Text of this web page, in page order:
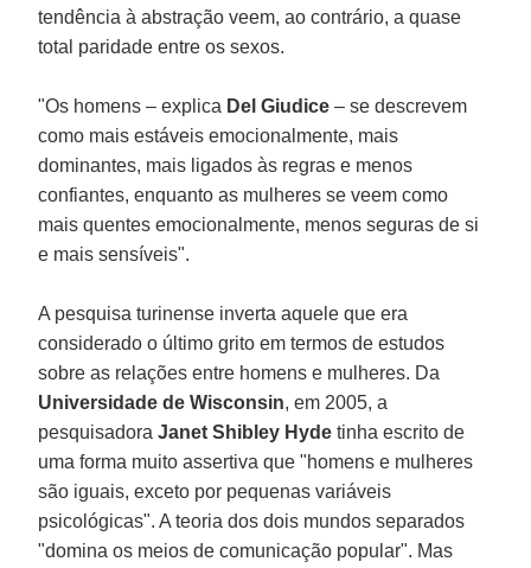
tendência à abstração veem, ao contrário, a quase
total paridade entre os sexos.
"Os homens – explica Del Giudice– se descrevem
como mais estáveis emocionalmente, mais
dominantes, mais ligados às regras e menos
confiantes, enquanto as mulheres se veem como
mais quentes emocionalmente, menos seguras de si
e mais sensíveis".
A pesquisa turinense inverta aquele que era
considerado o último grito em termos de estudos
sobre as relações entre homens e mulheres. Da
Universidade de Wisconsin, em 2005, a
pesquisadoraJanet Shibley Hydetinha escrito de
uma forma muito assertiva que "homens e mulheres
são iguais, exceto por pequenas variáveis
psicológicas". A teoria dos dois mundos separados
"domina os meios de comunicação popular". Mas